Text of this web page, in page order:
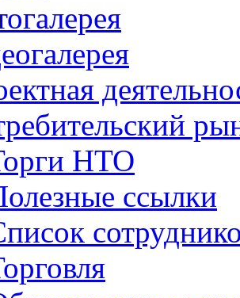
НТО
ссылки